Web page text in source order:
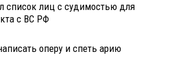
список лиц с судимостью для
с ВС РФ
оперу и спеть арию